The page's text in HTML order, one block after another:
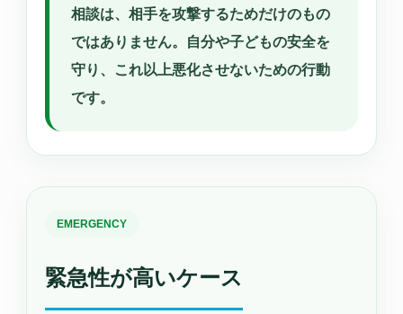
相談は、相手を攻撃するためだけのもの
ではありません。自分や子どもの安全を
守り、これ以上悪化させないための行動
です。
EMERGENCY
緊急性が高いケース